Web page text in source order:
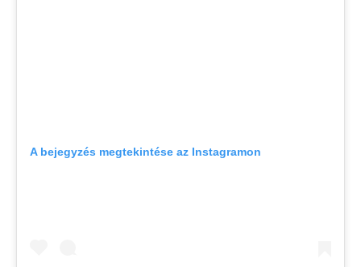
A bejegyzés megtekintése az Instagramon